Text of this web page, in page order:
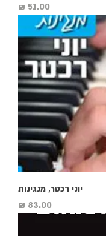
מחיר
יוני רכטר, מנגינות
מחיר